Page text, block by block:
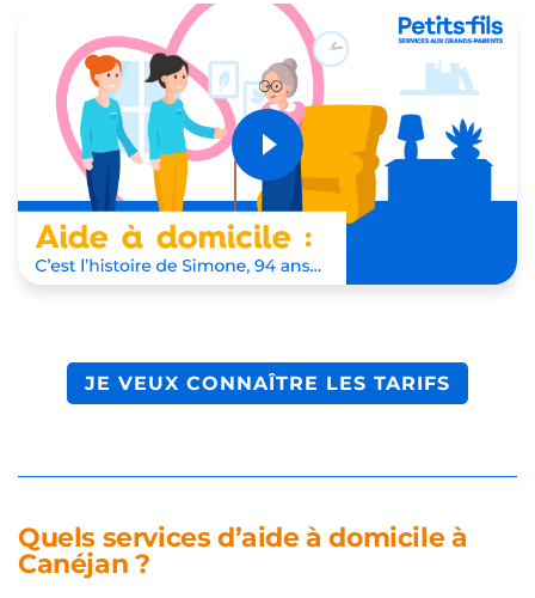
JE VEUX CONNAÎTRE LES TARIFS
Quels services d’aide à domicile à
Canéjan ?